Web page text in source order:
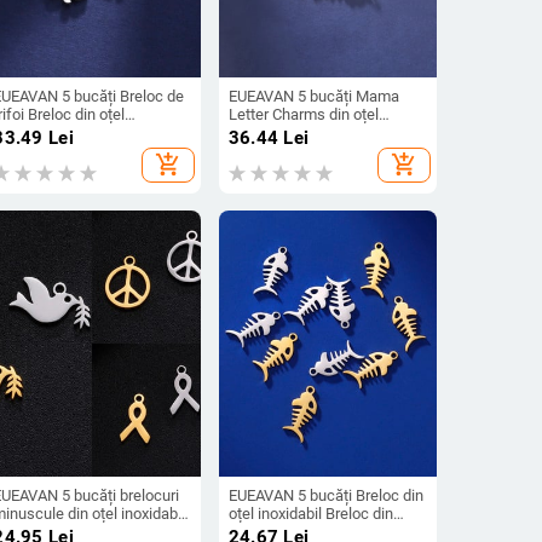
5 bucăți Breloc de
Breloc din oțel
pentru brățară,
norocos, pandantiv
Lei
add_shopping_cart
EUEAVAN 5 bucăți Mama
Letter Charms din oțel
inoxidabil pentru pandantiv
colier Fabricarea de bijuterii
pentru femei, cadou de Ziua
36.44 Lei
add_shopping_cart
5 bucăți brelocuri
din oțel inoxidabil
fabricarea de bijuterii,
Lei
EUEAVAN 5 bucăți Breloc din
oțel inoxidabil Breloc din
oase de pește pentru colier,
24.67 Lei